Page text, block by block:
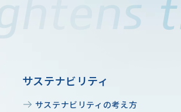
サステナビリティ
サステナビリティの考え方